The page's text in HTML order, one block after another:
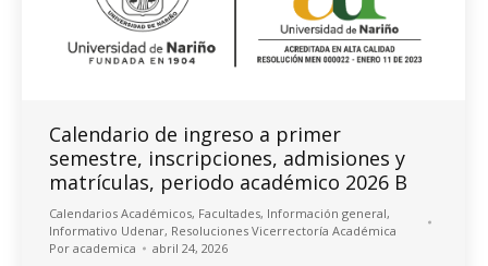
Calendario de ingreso a primer
semestre, inscripciones, admisiones y
matrículas, periodo académico 2026 B
Calendarios Académicos, Facultades, Información general,
Informativo Udenar, Resoluciones Vicerrectoría Académica
Por academica abril 24, 2026